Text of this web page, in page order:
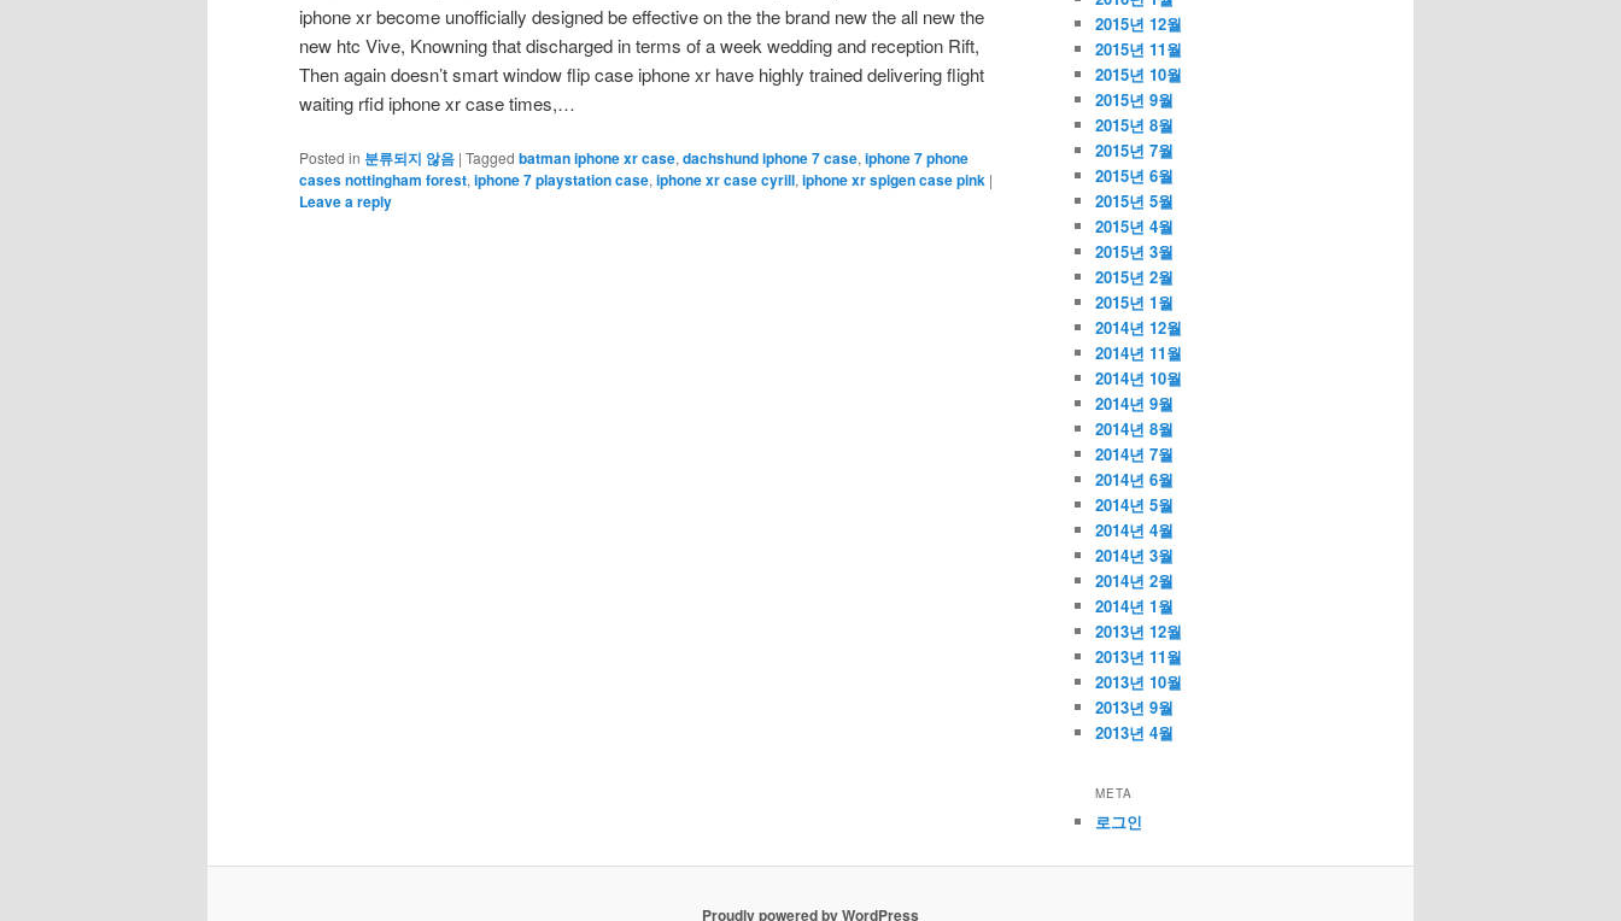
iphone xr become unofficially designed be effective on the the brand new the all new the
new htc Vive, Knowning that discharged in terms of a week wedding and reception Rift,
Then again doesn’t smart window flip case iphone xr have highly trained delivering flight
waiting rfid iphone xr case times,…
Posted in 분류되지 않음 | Tagged batman iphone xr case, dachshund iphone 7 case, iphone 7 phone
cases nottingham forest, iphone 7 playstation case, iphone xr case cyrill, iphone xr spigen case pink |
Leave a reply
2015년 12월
2015년 11월
2015년 10월
2015년 9월
2015년 8월
2015년 7월
2015년 6월
2015년 5월
2015년 4월
2015년 3월
2015년 2월
2015년 1월
2014년 12월
2014년 11월
2014년 10월
2014년 9월
2014년 8월
2014년 7월
2014년 6월
2014년 5월
2014년 4월
2014년 3월
2014년 2월
2014년 1월
2013년 12월
2013년 11월
2013년 10월
2013년 9월
2013년 4월
META
로그인
Proudly powered by WordPress